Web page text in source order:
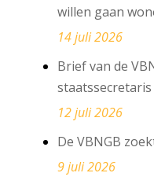
willen gaan
14 juli 2026
Brief van de
12 juli 2026
De VBNGB
9 juli 2026